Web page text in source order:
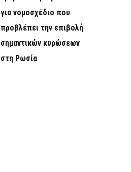
για νομοσχέδιο που
προβλέπει την επιβολή
σημαντικών κυρώσεων
στη Ρωσία